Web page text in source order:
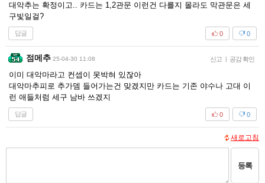
대악추는 확정이고.. 카드는 1,2관문 이런건 다를지 몰라도 막관문은 세
구빛일걸?
답글 0
0
점메추 25-04-30 11:08 신고 | 공감 확인
이미 대악마라고 컨셉이 못박혀 있잖아
대악마추피로 추가뎀 들어가는건 맞겠지만 카드는 기존 야수나 고대 이
런 애들처럼 세구 남바 쓰겠지
답글 0
0
새로고침
등록